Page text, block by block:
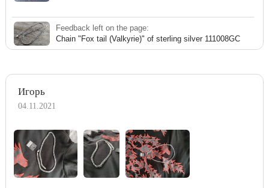
Feedback left on the page:
Chain "Fox tail (Valkyrie)" of sterling silver 111008GC
Игорь
04.11.2021